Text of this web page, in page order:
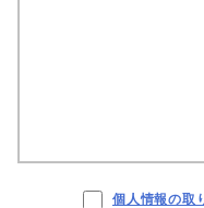
個人情報の取